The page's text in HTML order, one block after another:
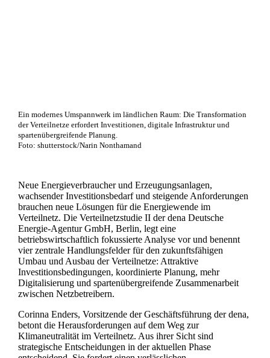
Ein modernes Umspannwerk im ländlichen Raum: Die Transformation
der Verteilnetze erfordert Investitionen, digitale Infrastruktur und
spartenübergreifende Planung.
Foto: shutterstock/Narin Nonthamand
Neue Energieverbraucher und Erzeugungsanlagen,
wachsender Investitionsbedarf und steigende Anforderungen
brauchen neue Lösungen für die Energiewende im
Verteilnetz. Die Verteilnetzstudie II der dena Deutsche
Energie-Agentur GmbH, Berlin, legt eine
betriebswirtschaftlich fokussierte Analyse vor und benennt
vier zentrale Handlungsfelder für den zukunftsfähigen
Umbau und Ausbau der Verteilnetze: Attraktive
Investitionsbedingungen, koordinierte Planung, mehr
Digitalisierung und spartenübergreifende Zusammenarbeit
zwischen Netzbetreibern.
Corinna Enders, Vorsitzende der Geschäftsführung der dena,
betont die Herausforderungen auf dem Weg zur
Klimaneutralität im Verteilnetz. Aus ihrer Sicht sind
strategische Entscheidungen in der aktuellen Phase